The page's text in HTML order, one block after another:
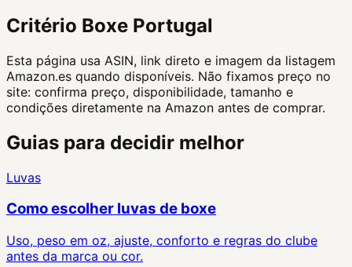
Critério Boxe Portugal
Esta página usa ASIN, link direto e imagem da listagem
Amazon.es quando disponíveis. Não fixamos preço no
site: confirma preço, disponibilidade, tamanho e
condições diretamente na Amazon antes de comprar.
Guias para decidir melhor
Luvas
Como escolher luvas de boxe
Uso, peso em oz, ajuste, conforto e regras do clube
antes da marca ou cor.